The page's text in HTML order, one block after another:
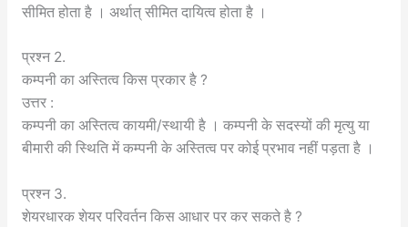
सीमित होता है । अर्थात् सीमित दायित्व होता है ।
प्रश्न 2.
कम्पनी का अस्तित्व किस प्रकार है ?
उत्तर :
कम्पनी का अस्तित्व कायमी/स्थायी है । कम्पनी के सदस्यों की मृत्यु या
बीमारी की स्थिति में कम्पनी के अस्तित्व पर कोई प्रभाव नहीं पड़ता है ।
प्रश्न 3.
शेयरधारक शेयर परिवर्तन किस आधार पर कर सकते है ?